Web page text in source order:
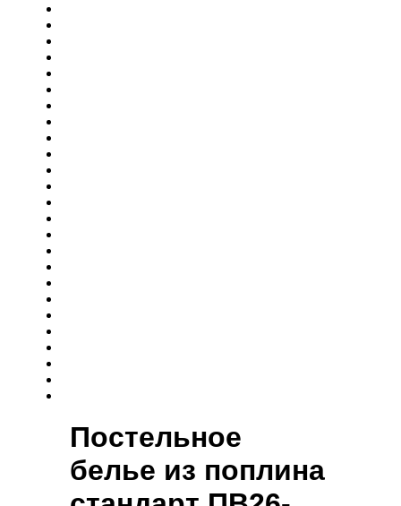
Постельное
белье из поплина